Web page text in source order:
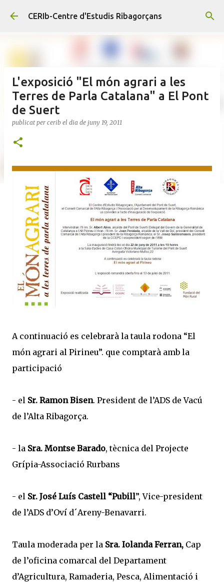
Salta al contingut principal
CERIb-Centre d'Estudis Ribagorçans
L'exposició "El món agrari a les
Terres de Parla Catalana" a El Pont
de Suert
publicat per cerib el dia de juny 19, 2011
A continuació es celebrarà la taula rodona “El
món agrari al Pirineu”. que comptarà amb la
participació
- el Sr. Ramon Bisen. President de l’ADS de Vacú
de l’Alta Ribagorça.
- la Sra. Montse Barado, tècnica del Projecte
Grípia-Associació Rurbans
- el Sr. José Luís Castell “Pubill”, Vice-president
de l’ADS d’Oví d´Areny-Benavarri.
Taula moderada per la Sra. Iolanda Ferran, Cap
de l’oficina comarcal del Departament
d’Agricultura, Ramaderia, Pesca, Alimentació i